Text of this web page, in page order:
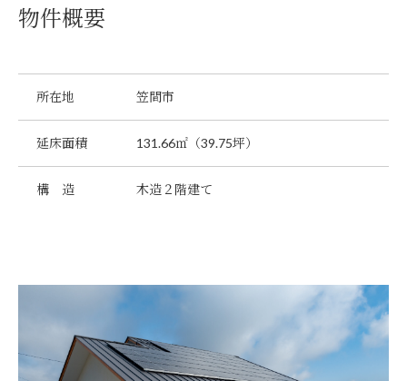
物件概要
所在地 笠間市
延床面積 131.66㎡（39.75坪）
構 造 木造２階建て